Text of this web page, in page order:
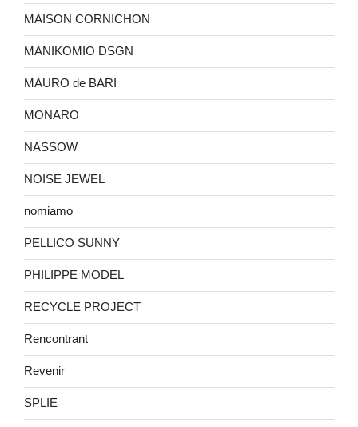
MAISON CORNICHON
MANIKOMIO DSGN
MAURO de BARI
MONARO
NASSOW
NOISE JEWEL
nomiamo
PELLICO SUNNY
PHILIPPE MODEL
RECYCLE PROJECT
Rencontrant
Revenir
SPLIE